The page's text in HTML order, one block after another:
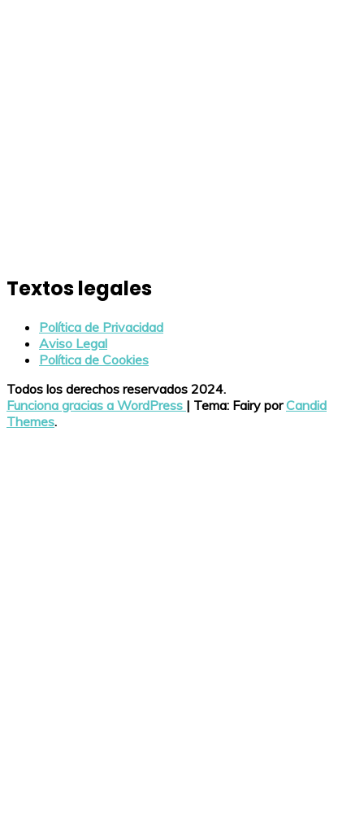
Textos legales
Política de Privacidad
Aviso Legal
Política de Cookies
Todos los derechos reservados 2024.
Funciona gracias a WordPress | Tema: Fairy porCandid
Themes.